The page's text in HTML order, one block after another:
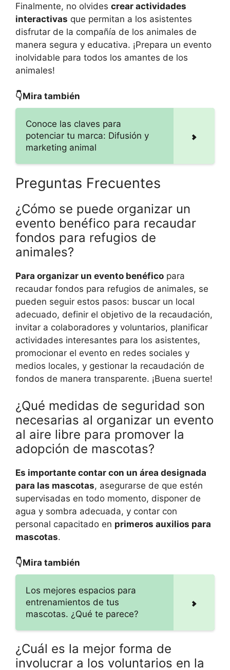
Finalmente, no olvides crear actividades
interactivas que permitan a los asistentes
disfrutar de la compañía de los animales de
manera segura y educativa. ¡Prepara un evento
inolvidable para todos los amantes de los
animales!
👇Mira también
Conoce las claves para
potenciar tu marca: Difusión y
marketing animal
Preguntas Frecuentes
¿Cómo se puede organizar un
evento benéfico para recaudar
fondos para refugios de
animales?
Para organizar un evento benéfico para
recaudar fondos para refugios de animales, se
pueden seguir estos pasos: buscar un local
adecuado, definir el objetivo de la recaudación,
invitar a colaboradores y voluntarios, planificar
actividades interesantes para los asistentes,
promocionar el evento en redes sociales y
medios locales, y gestionar la recaudación de
fondos de manera transparente. ¡Buena suerte!
¿Qué medidas de seguridad son
necesarias al organizar un evento
al aire libre para promover la
adopción de mascotas?
Es importante contar con un área designada
para las mascotas, asegurarse de que estén
supervisadas en todo momento, disponer de
agua y sombra adecuada, y contar con
personal capacitado en primeros auxilios para
mascotas.
👇Mira también
Los mejores espacios para
entrenamientos de tus
mascotas. ¿Qué te parece?
¿Cuál es la mejor forma de
involucrar a los voluntarios en la